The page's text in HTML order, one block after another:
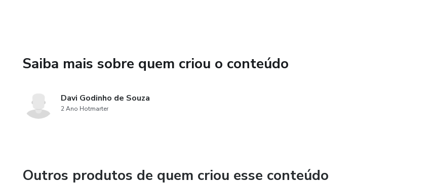
Saiba mais sobre quem criou o conteúdo
Davi Godinho de Souza
2 Ano Hotmarter
Outros produtos de quem criou esse conteúdo